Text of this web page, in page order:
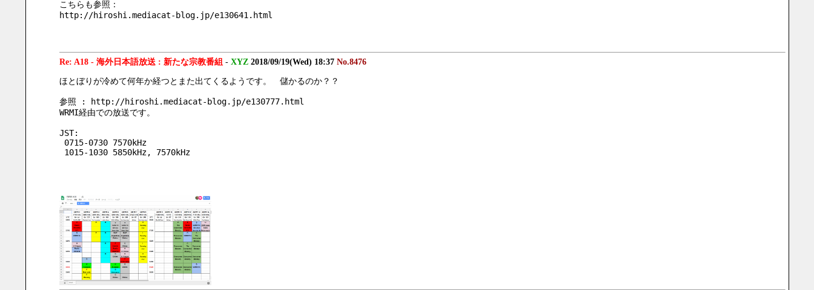
こちらも参照：
http://hiroshi.mediacat-blog.jp/e130641.html
Re: A18 - 海外日本語放送 : 新たな宗教番組 - XYZ 2018/09/19(Wed) 18:37 No.8476
ほとぼりが冷めて何年か経つとまた出てくるようです。　儲かるのか？？
参照 : http://hiroshi.mediacat-blog.jp/e130777.html
WRMI経由での放送です。
JST:
0715-0730 7570kHz
1015-1030 5850kHz, 7570kHz